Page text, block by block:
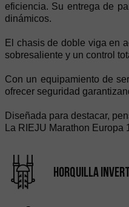
eficiencia. Su entrega de
dinámicos.
El chasis de doble viga en
sobresaliente y un control
Con un equipamiento de
ofrecer seguridad
Diseñada para destacar,
La RIEJU Marathon
Horquilla